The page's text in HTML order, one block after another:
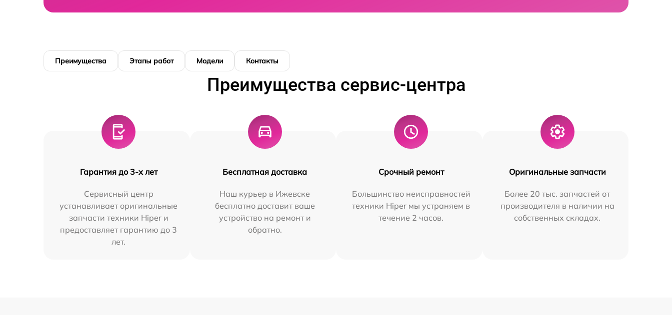
Преимущества Этапы работ Модели Контакты
Преимущества сервис-центра
Гарантия до 3-х лет
Сервисный центр
устанавливает оригинальные
запчасти техники Hiper и
предоставляет гарантию до 3
лет.
Бесплатная доставка
Наш курьер в Ижевске
бесплатно доставит ваше
устройство на ремонт и
обратно.
Срочный ремонт
Большинство неисправностей
техники Hiper мы устраняем в
течение 2 часов.
Оригинальные запчасти
Более 20 тыс. запчастей от
производителя в наличии на
собственных складах.